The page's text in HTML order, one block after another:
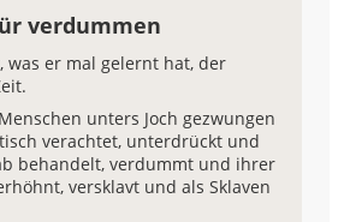
verdummen
was er mal gelernt hat, der
unters Joch gezwungen
verachtet, unterdrückt und
behandelt, verdummt und ihrer
versklavt und als Sklaven